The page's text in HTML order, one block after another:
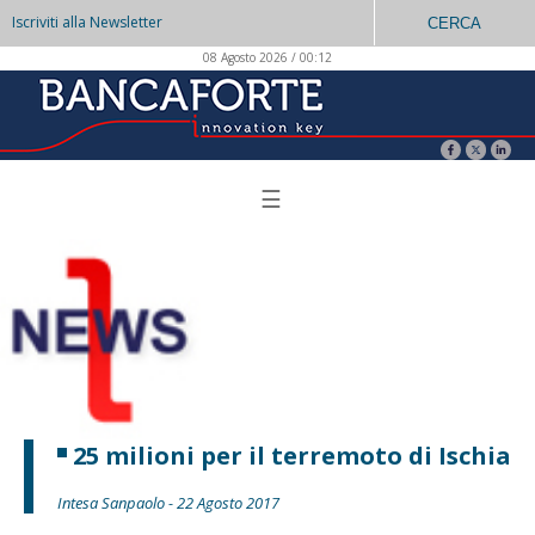
Iscriviti alla Newsletter CERCA
08 Agosto 2026 / 00:12
☰
25 milioni per il terremoto di Ischia
Intesa Sanpaolo - 22 Agosto 2017